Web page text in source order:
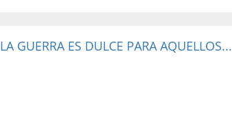
LA GUERRA ES DULCE PARA AQUELLOS...